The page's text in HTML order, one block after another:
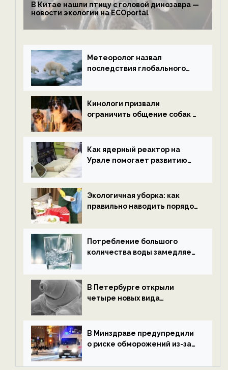
В Китае нашли птицу с головой динозавра —
новости экологии на ECOportal
Метеоролог назвал
последствия глобального
ECOportal
Кинологи призвали
ограничить общение собак с
ECOportal
Как ядерный реактор на
Урале помогает развитию
ECOportal
Экологичная уборка: как
правильно наводить порядок
Потребление большого
количества воды замедляет
В Петербурге открыли
четыре новых вида
экологии на ECOportal
В Минздраве предупредили
о риске обморожений из-за
на ECOportal